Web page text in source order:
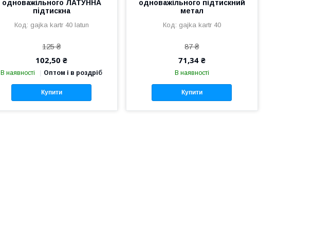
одноважільного ЛАТУННА
підтискна
gajka kartr 40 latun
125 ₴
102,50 ₴
В наявності Оптом і в роздріб
Купити
одноважільного підтискний
метал
gajka kartr 40
87 ₴
71,34 ₴
В наявності
Купити